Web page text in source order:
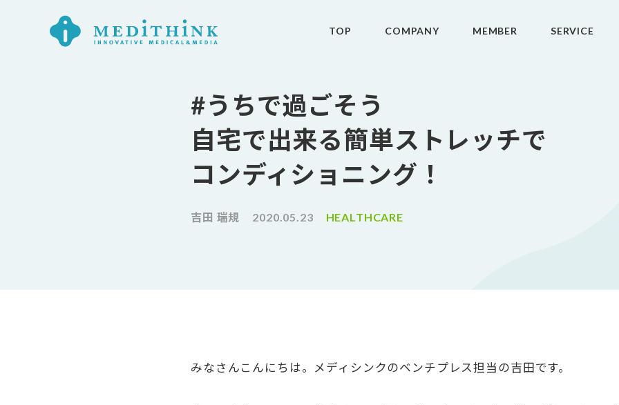
TOP COMPANY MEMBER SERVICE
#うちで過ごそう
自宅で出来る簡単ストレッチで
コンディショニング！
吉田 瑞規 2020.05.23 HEALTHCARE
みなさんこんにちは。メディシンクのベンチプレス担当の吉田です。